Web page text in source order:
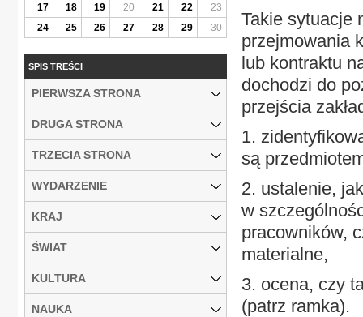
Takie sytuacje
przejmowania
lub kontraktu
dochodzi do
przejścia
1.
są
2. ustalenie,
w
pracowników,
materialne,
3. ocena, czy
(patrz ramka).
17
18 19 20 21 22
23
24
25 26 27 28 29 30
SPIS TREŚCI
PIERWSZA STRONA
DRUGA STRONA
TRZECIA STRONA
WYDARZENIE
KRAJ
ŚWIAT
KULTURA
NAUKA